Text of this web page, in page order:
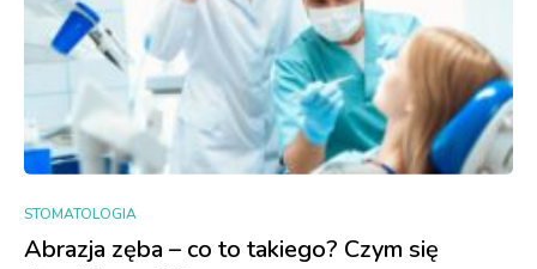
STOMATOLOGIA
Abrazja zęba – co to takiego? Czym się